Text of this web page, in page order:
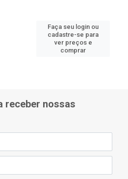
Faça seu login ou
cadastre-se para
ver preços e
comprar
receber nossas